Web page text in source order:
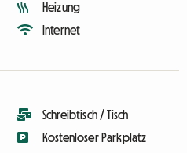
Heizung
Internet
Schreibtisch / Tisch
Kostenloser Parkplatz